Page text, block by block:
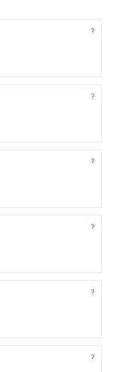
?
?
?
?
?
?